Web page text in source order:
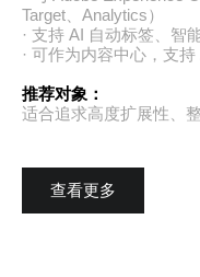
Target、Analytics）
· 支持 AI 自动标签、智
· 可作为内容中心，支
推荐对象：
适合追求高度扩展性、
查看更多